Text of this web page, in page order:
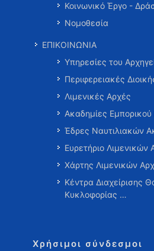
Κοινωνικό Έργο -
Νομοθεσία
ΕΠΙΚΟΙΝΩΝΙΑ
Υπηρεσίες του
Περιφερειακές
Λιμενικές Αρχές
Ακαδημίες Εμπορικού
Έδρες Ναυτιλιακών
Ευρετήριο Λιμενικών
Χάρτης Λιμενικών
Κέντρα Διαχείρισης
Κυκλοφορίας …
Χρήσιμοι σύνδεσμοι